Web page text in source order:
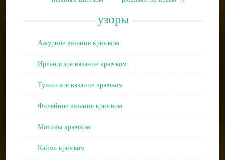
узоры
Ажурное вязание крючком
Ирландское вязание крючком
Тунисское вязание крючком
Филейное вязание крючком
Мотивы крючком
Кайма крючком